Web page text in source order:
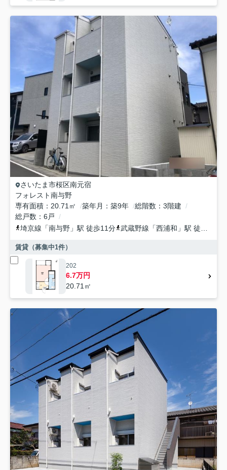
さいたま市桜区南元宿
フォレスト南与野
専有面積
20.71㎡ 築年月 築9年 総階数
3階建
総戸数
6戸
埼京線 「南与野 」駅 徒歩11分 武蔵野線 「西浦和 」駅 徒歩31分
賃貸（募集中1件）
202
6.7万円
20.71㎡